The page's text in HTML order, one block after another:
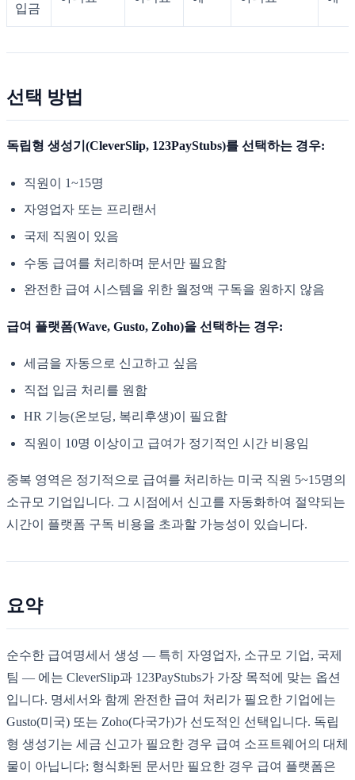
입금
선택 방법
독립형 생성기(CleverSlip, 123PayStubs)를 선택하는 경우:
직원이 1~15명
자영업자 또는 프리랜서
국제 직원이 있음
수동 급여를 처리하며 문서만 필요함
완전한 급여 시스템을 위한 월정액 구독을 원하지 않음
급여 플랫폼(Wave, Gusto, Zoho)을 선택하는 경우:
세금을 자동으로 신고하고 싶음
직접 입금 처리를 원함
HR 기능(온보딩, 복리후생)이 필요함
직원이 10명 이상이고 급여가 정기적인 시간 비용임
중복 영역은 정기적으로 급여를 처리하는 미국 직원 5~15명의
소규모 기업입니다. 그 시점에서 신고를 자동화하여 절약되는
시간이 플랫폼 구독 비용을 초과할 가능성이 있습니다.
요약
순수한 급여명세서 생성 — 특히 자영업자, 소규모 기업, 국제
팀 — 에는 CleverSlip과 123PayStubs가 가장 목적에 맞는 옵션
입니다. 명세서와 함께 완전한 급여 처리가 필요한 기업에는
Gusto(미국) 또는 Zoho(다국가)가 선도적인 선택입니다. 독립
형 생성기는 세금 신고가 필요한 경우 급여 소프트웨어의 대체
물이 아닙니다; 형식화된 문서만 필요한 경우 급여 플랫폼은